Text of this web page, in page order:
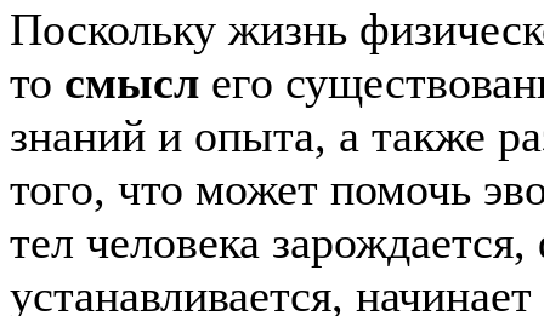
Поскольку жизнь
то смысл его
знаний и опыта, а также
того, что может помочь
тел человека
устанавливается,